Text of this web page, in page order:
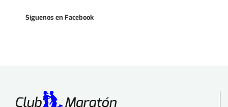
Síguenos en Facebook